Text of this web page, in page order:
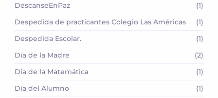
DescanseEnPaz
(1)
Despedida de practicantes Colegio Las Américas
(1)
Despedida Escolar.
(1)
Día de la Madre
(2)
Día de la Matemática
(1)
Día del Alumno
(1)